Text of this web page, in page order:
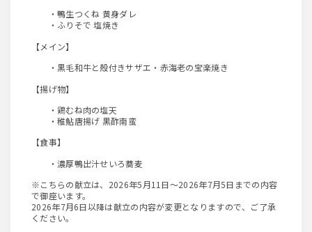
・鴨生つくね 黄身ダレ
・ふりそで 塩焼き
【メイン】
・黒毛和牛と殻付きサザエ・赤海老の宝楽焼き
【揚げ物】
・鶏むね肉の塩天
・稚鮎唐揚げ 黒酢南蛮
【食事】
・濃厚鴨出汁せいろ蕎麦
※こちらの献立は、2026年5月11日～2026年7月5日までの内容
で御座います。
2026年7月6日以降は献立の内容が変更となりますので、ご了承
ください。